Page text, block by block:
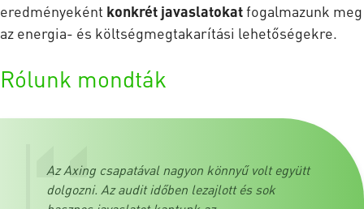
eredményeként konkrét javaslatokatfogalmazunk meg
az energia- és költségmegtakarítási lehetőségekre.
Rólunk mondták
Az Axing csapatával nagyon könnyű volt együtt
dolgozni. Az audit időben lezajlott és sok